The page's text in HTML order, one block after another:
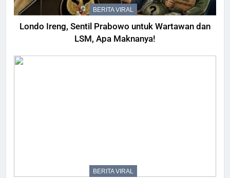
BERITA VIRAL
Londo Ireng, Sentil Prabowo untuk Wartawan dan
LSM, Apa Maknanya!
BERITA VIRAL